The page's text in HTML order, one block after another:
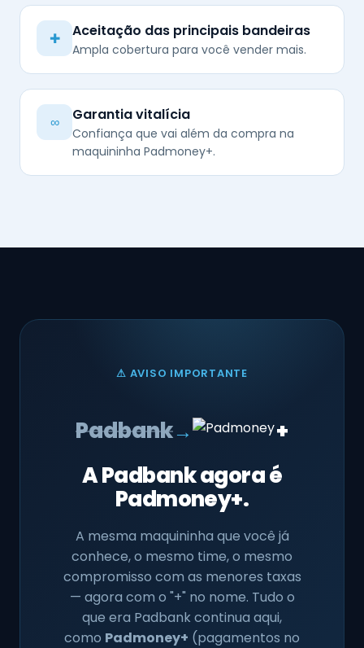
✚ Aceitação das principais bandeiras
Ampla cobertura para você vender mais.
∞ Garantia vitalícia
Confiança que vai além da compra na
maquininha Padmoney+.
⚠ AVISO IMPORTANTE
Padbank→
+
A Padbank agora é
Padmoney+.
A mesma maquininha que você já
conhece, o mesmo time, o mesmo
compromisso com as menores taxas
— agora com o "+" no nome. Tudo o
que era Padbank continua aqui,
como Padmoney+ (pagamentos no